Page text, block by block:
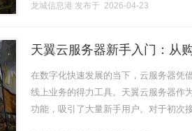
龙城信息港 发布于 2026-04-23
天翼云服务器新手入门：从
在数字化快速发展的当下，云服务器凭
线上业务的得力工具。天翼云服务器作
功能，吸引了大量新手用户。对于初次